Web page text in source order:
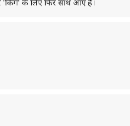
'किंग' के लिए फिर साथ आए हैं।